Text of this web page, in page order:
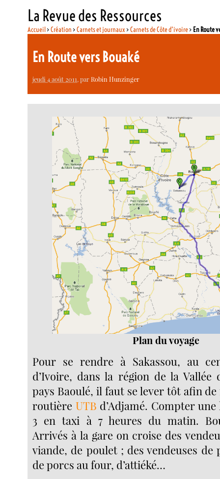
La Revue des Ressources
Accueil>Création >Carnets et journaux >Carnets de Côte d’ivoire> En Route
En Route vers Bouaké
jeudi 4 août 2011, parRobin Hunzinger
Plan du voyage
Pour se rendre à Sakassou, au
d’Ivoire, dans la région de la Vallée
pays Baoulé, il faut se lever tôt afin
routière UTB d’Adjamé. Compter
3 en taxi à 7 heures du matin.
Arrivés à la gare on croise des
viande, de poulet ; des vendeuses de
de porcs au four, d’attiéké…